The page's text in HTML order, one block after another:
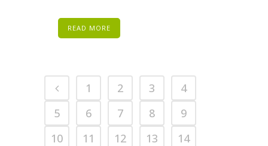
READ MORE
1 2 3
4
5
6 7 8
9
10
11 12 13
14